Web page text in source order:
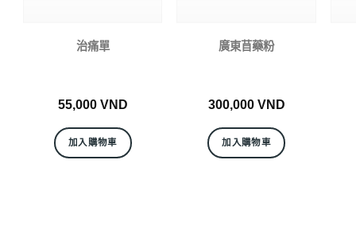
治痛單
55,000 VND
加入購物車
廣東苜藥粉
300,000 VND
加入購物車